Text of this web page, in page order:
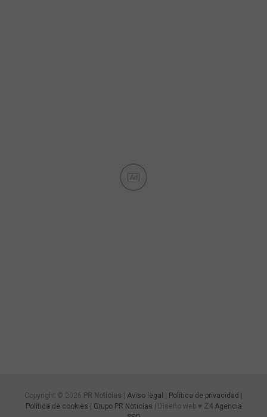
Ad
Copyright © 2026 PR Noticias | Aviso legal | Política de privacidad |
Política de cookies | Grupo PR Noticias | Diseño web ♥ Z4 Agencia